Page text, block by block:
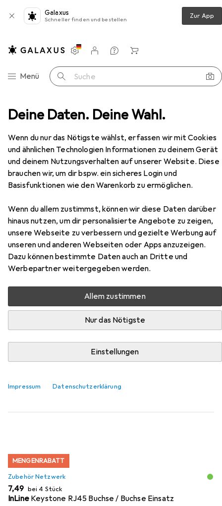
Deine Daten. Deine Wahl.
Wenn du nur das Nötigste wählst, erfassen wir mit Cookies
und ähnlichen Technologien Informationen zu deinem Gerät
und deinem Nutzungsverhalten auf unserer Website. Diese
brauchen wir, um dir bspw. ein sicheres Login und
Basisfunktionen wie den Warenkorb zu ermöglichen.
Wenn du allem zustimmst, können wir diese Daten darüber
hinaus nutzen, um dir personalisierte Angebote zu zeigen,
unsere Webseite zu verbessern und gezielte Werbung auf
unseren und anderen Webseiten oder Apps anzuzeigen.
Dazu können bestimmte Daten auch an Dritte und
Werbepartner weitergegeben werden.
Allem zustimmen
Nur das Nötigste
Einstellungen
Impressum Datenschutzerklärung
Galaxus
Schneller finden und bestellen Zur App
Navigation nach Kategorien
Menü Suche
Einstellungen
Kundenkonto
Vergleichslisten
Merklisten
Warenkorb
Server Zubehör InLine Patchfeld Leerblech 24-fach
InLinePatchfeld Leerblech 24-fach
Zubehör für InLine Patchfeld
Hier findest du passendes Zubehör zum Produkt InLine
Patchfeld Leerblech 24-fach aus der Kategorie Zubehör
Netzwerk.
Relevanz
Zubehör Netzwerk
InLineKeystone RJ45 Buchse mit LSA Einsatz
MENGENRABATT
Zubehör Netzwerk
EUR
7,49 bei 4 Stück
InLine Keystone RJ45 Buchse / Buchse Einsatz